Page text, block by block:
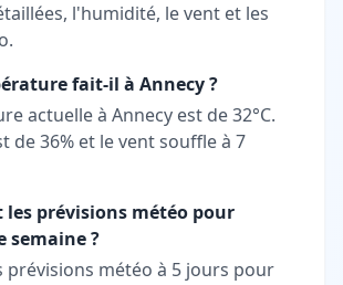
l'humidité, le vent et les
fait-il à Annecy ?
actuelle à Annecy est de 32°C.
de 36% et le vent souffle à 7
les prévisions météo pour
semaine ?
prévisions météo à 5 jours pour